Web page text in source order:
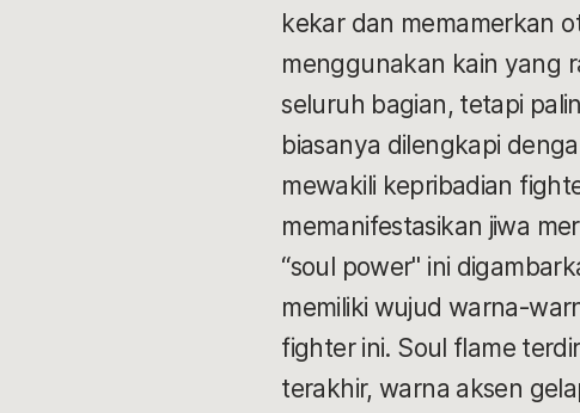
kekar dan memamerkan
menggunakan kain yang
seluruh bagian, tetapi
biasanya dilengkapi
mewakili kepribadian
memanifestasikan jiwa
“soul power" ini
memiliki wujud warna-
fighter ini. Soul flame
terakhir, warna aksen